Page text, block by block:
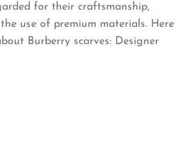
for their craftsmanship,
use of premium materials. Here
Burberry scarves: Designer